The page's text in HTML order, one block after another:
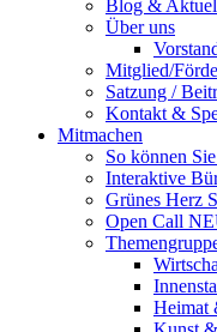
Blog &
Über uns
Mitglied/
Satzung /
Kontakt &
Mitmachen
So können
Interaktive
Grünes Herz
Open Call
Heimat